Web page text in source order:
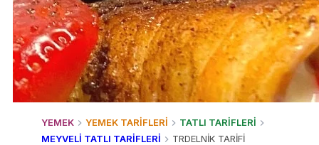
YEMEK YEMEK TARİFLERİ
TATLI TARİFLERİ
MEYVELİ TATLI TARİFLERİ
TRDELNİK TARİFİ